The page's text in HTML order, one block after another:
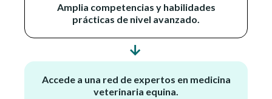
Amplia competencias y habilidades
prácticas de nivel avanzado.
→
Accede a una red de expertos en medicina
veterinaria equina.